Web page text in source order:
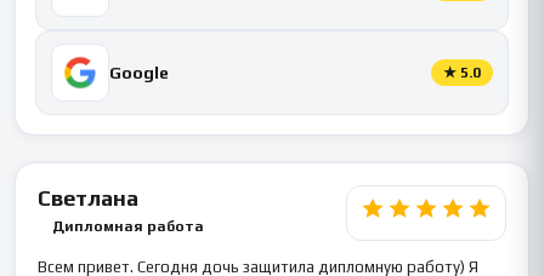
Google ★ 5.0
Светлана
Дипломная работа
Всем привет. Сегодня дочь защитила дипломную работу) Я